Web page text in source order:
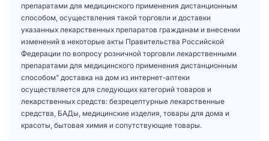
препаратами для медицинского применения дистанционным
способом, осуществления такой торговли и доставки
указанных лекарственных препаратов гражданам и внесении
изменений в некоторые акты Правительства Российской
Федерации по вопросу розничной торговли лекарственными
препаратами для медицинского применения дистанционным
способом" доставка на дом из интернет-аптеки
осуществляется для следующих категорий товаров и
лекарственных средств: безрецептурные лекарственные
средства, БАДы, медицинские изделия, товары для дома и
красоты, бытовая химия и сопутствующие товары.